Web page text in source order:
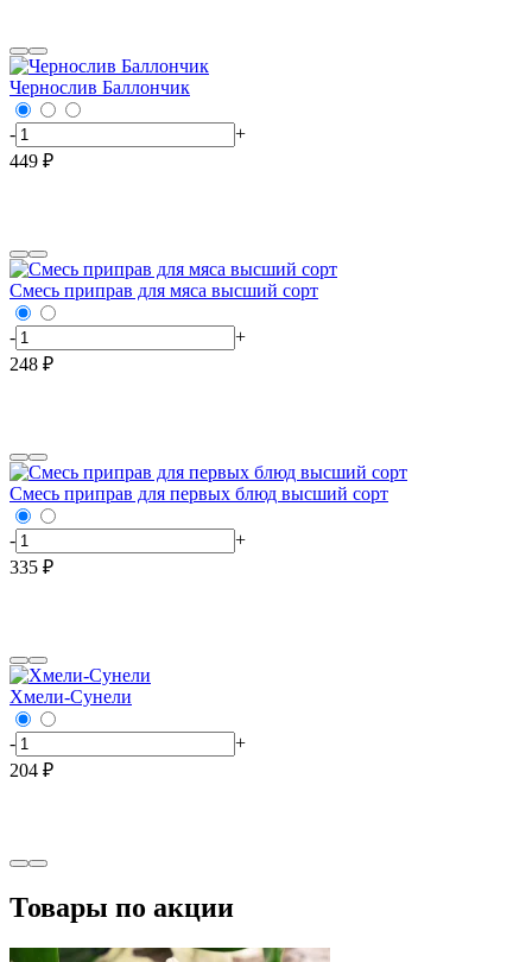
Чернослив Баллончик
-
+
449 ₽
Смесь приправ для мяса высший сорт
-
+
248 ₽
Смесь приправ для первых блюд высший сорт
-
+
335 ₽
Хмели-Сунели
-
+
204 ₽
Товары по акции